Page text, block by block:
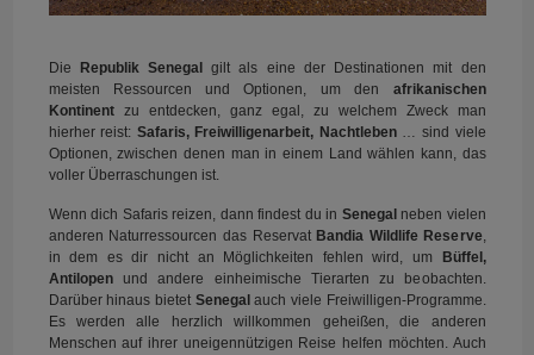
Die Republik Senegal
gilt als eine der Destinationen mit den
meisten Ressourcen und Optionen, um den afrikanischen
Kontinentzu entdecken, ganz egal, zu welchem Zweck man
hierher reist: Safaris, Freiwilligenarbeit, Nachtleben … sind viele
Optionen, zwischen denen man in einem Land wählen kann, das
voller Überraschungen ist.
Wenn dich Safaris reizen, dann findest du in Senegal neben vielen
anderen Naturressourcen das ReservatBandia Wildlife Reserve,
in dem es dir nicht an Möglichkeiten fehlen wird, um
Büffel,
Antilopenund andere einheimische Tierarten zu beobachten.
Darüber hinaus bietet Senegalauch viele Freiwilligen-Programme.
Es werden alle herzlich willkommen geheißen, die anderen
Menschen auf ihrer uneigennützigen Reise helfen möchten. Auch